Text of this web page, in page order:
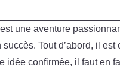
une aventure
Tout d’abord, il
idée confirmée, il faut en